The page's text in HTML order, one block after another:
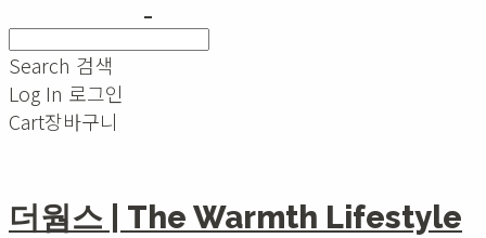
Search 검색
Log In 로그인
Cart장바구니
더웜스 | The Warmth Lifestyle